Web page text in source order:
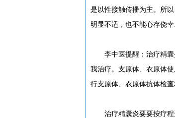
是以性接触传播为主。所
明显不适，也不能心存侥幸
李中医提醒：治疗精囊
我治疗。支原体、衣原体
行支原体、衣原体抗体检
治疗精囊炎要要按疗程